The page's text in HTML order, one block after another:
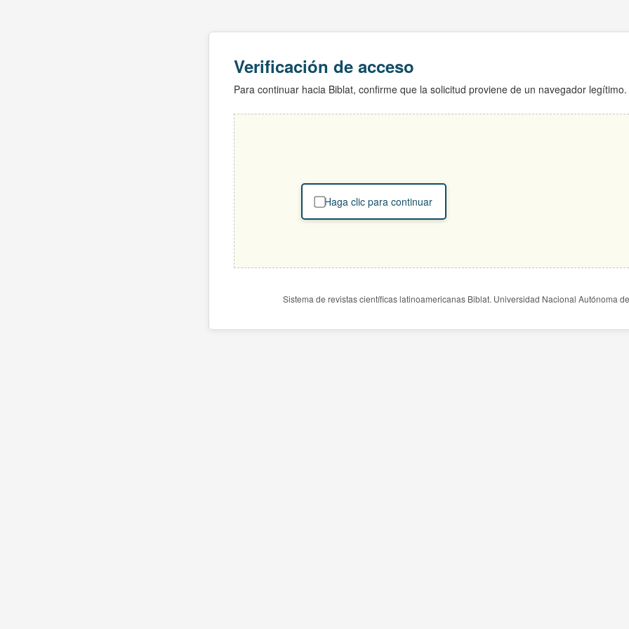
Verificación de acceso
Para continuar hacia Biblat, confirme que la solicitud proviene de un navegador legítimo.
Haga clic para continuar
Sistema de revistas científicas latinoamericanas Biblat. Universidad Nacional Autónoma